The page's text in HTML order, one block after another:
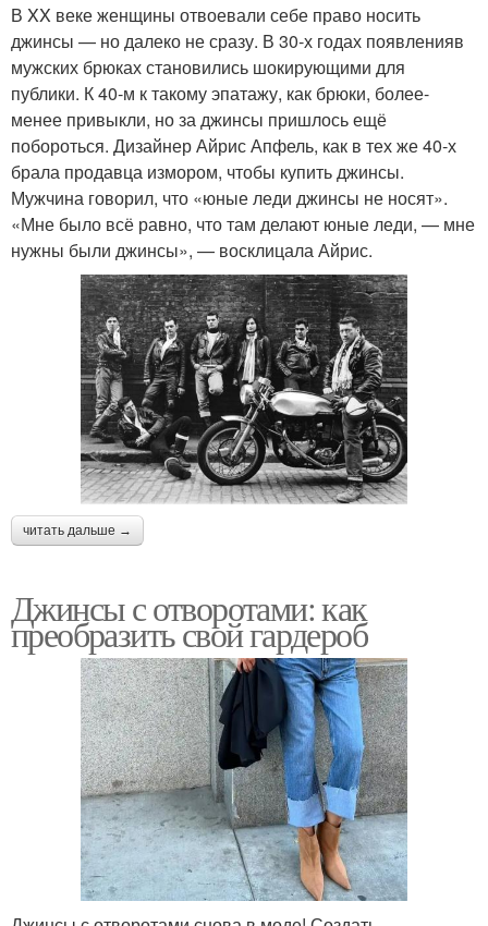
В XX веке женщины отвоевали себе право носить
джинсы — но далеко не сразу. В 30‑х годах появленияв
мужских брюках становились шокирующими для
публики. К 40‑м к такому эпатажу, как брюки, более-
менее привыкли, но за джинсы пришлось ещё
побороться. Дизайнер Айрис Апфель, как в тех же 40‑х
брала продавца измором, чтобы купить джинсы.
Мужчина говорил, что «юные леди джинсы не носят».
«Мне было всё равно, что там делают юные леди, — мне
нужны были джинсы», — восклицала Айрис.
читать дальше →
Джинсы с отворотами: как
преобразить свой гардероб